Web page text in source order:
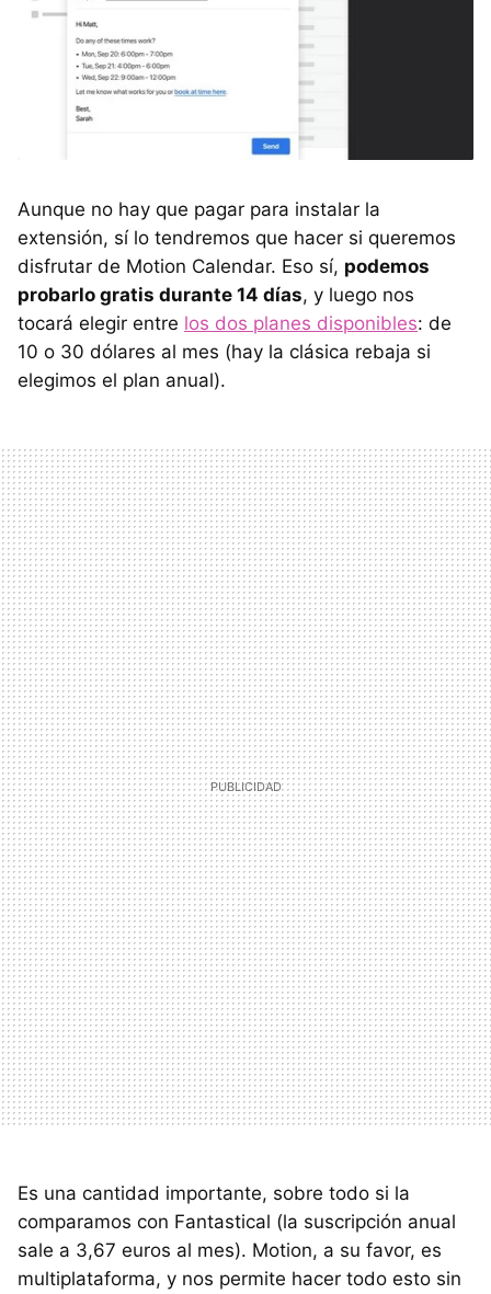
Aunque no hay que pagar para instalar la
extensión, sí lo tendremos que hacer si queremos
disfrutar de Motion Calendar. Eso sí, podemos
probarlo gratis durante 14 días, y luego nos
tocará elegir entre los dos planes disponibles: de
10 o 30 dólares al mes (hay la clásica rebaja si
elegimos el plan anual).
Es una cantidad importante, sobre todo si la
comparamos con Fantastical (la suscripción anual
sale a 3,67 euros al mes). Motion, a su favor, es
multiplataforma, y nos permite hacer todo esto sin